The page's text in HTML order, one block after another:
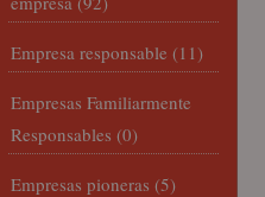
Empresa responsable (11)
Empresas Familiarmente
Responsables (0)
Empresas pioneras (5)